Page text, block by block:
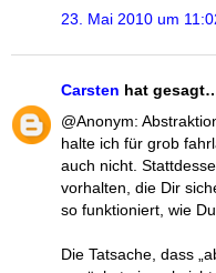
23. Mai 2010 um
Carsten hat
@Anonym:
halte ich für grob
auch nicht.
vorhalten, die Dir
so funktioniert, wie
Die Tatsache, dass